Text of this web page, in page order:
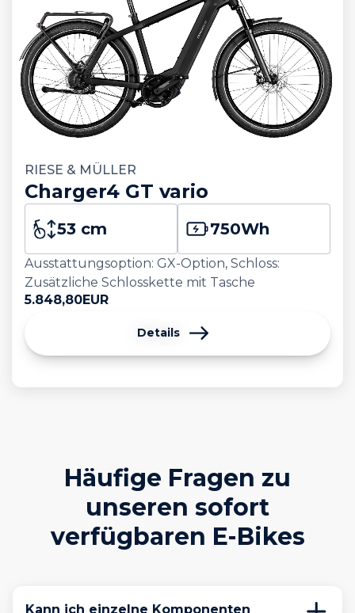
RIESE & MÜLLER
Charger4 GT vario
53 cm 750Wh
Ausstattungsoption: GX-Option, Schloss:
Zusätzliche Schlosskette mit Tasche
5.848,80EUR
Details
Häufige Fragen zu
unseren sofort
verfügbaren E-Bikes
Kann ich einzelne Komponenten